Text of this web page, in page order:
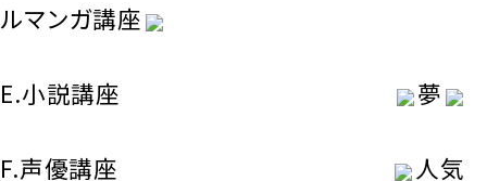
ルマンガ講座
E.小説講座 夢
F.声優講座
人気